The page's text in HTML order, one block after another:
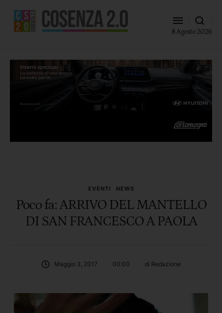
8 Agosto 2026
EVENTI NEWS
Poco fa: ARRIVO DEL MANTELLO
DI SAN FRANCESCO A PAOLA
Maggio 3, 2017 00:00 di Redazione